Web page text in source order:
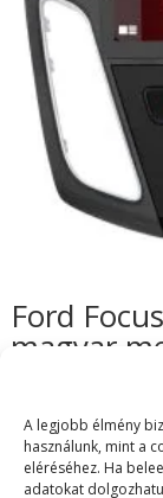
A legjobb élmény
használunk, mint a
eléréséhez. Ha
adatokat
Ford
magyar
autórádió
62.990Ft